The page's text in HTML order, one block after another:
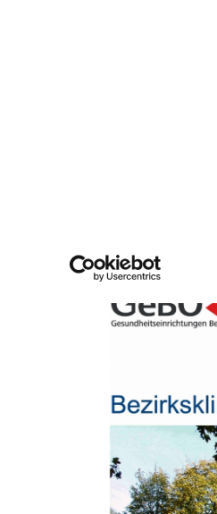
Zurück zu